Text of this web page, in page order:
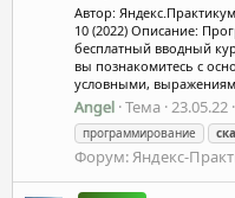
Автор:
10 (2022) Описание:
бесплатный вводный
вы познакомитесь с
условными,
Angel Тема 23.05.22
программирование
Форум: Яндекс-